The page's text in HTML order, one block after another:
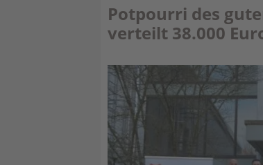
Potpourri des
verteilt 38.000